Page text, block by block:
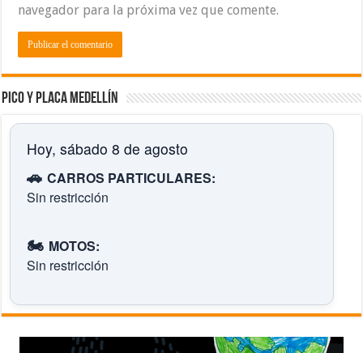
navegador para la próxima vez que comente.
Pico y placa Medellín
Hoy, sábado 8 de agosto
🚗 CARROS PARTICULARES:
Sin restricción
🏍️ MOTOS:
Sin restricción